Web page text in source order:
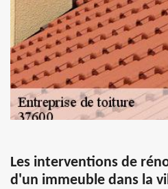
Les interventions de
d'un immeuble dans la